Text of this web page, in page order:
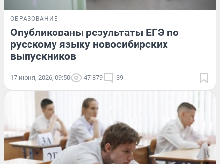
ОБРАЗОВАНИЕ
Опубликованы результаты ЕГЭ по
русскому языку новосибирских
выпускников
17 июня, 2026, 09:50 47 879 39